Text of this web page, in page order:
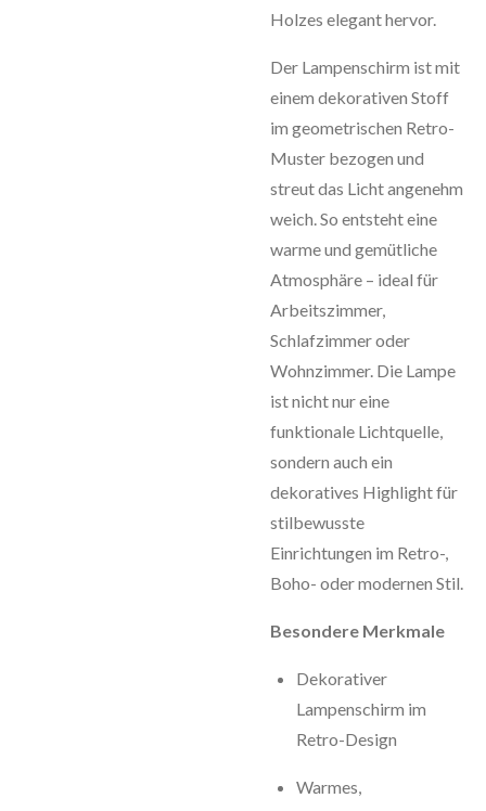
Holzes elegant hervor.
Der Lampenschirm ist mit
einem dekorativen Stoff
im geometrischen Retro-
Muster bezogen und
streut das Licht angenehm
weich. So entsteht eine
warme und gemütliche
Atmosphäre – ideal für
Arbeitszimmer,
Schlafzimmer oder
Wohnzimmer. Die Lampe
ist nicht nur eine
funktionale Lichtquelle,
sondern auch ein
dekoratives Highlight für
stilbewusste
Einrichtungen im Retro-,
Boho- oder modernen Stil.
Besondere Merkmale
Dekorativer
Lampenschirm im
Retro-Design
Warmes,